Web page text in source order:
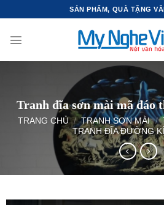
qua
nội
SẢN PHẨM, QUÀ TẶNG
Tranh đĩa sơn mài mã đáo
TRANG CHỦ / TRANH SƠN MÀI /
TRANH ĐĨA ĐƯỜNG